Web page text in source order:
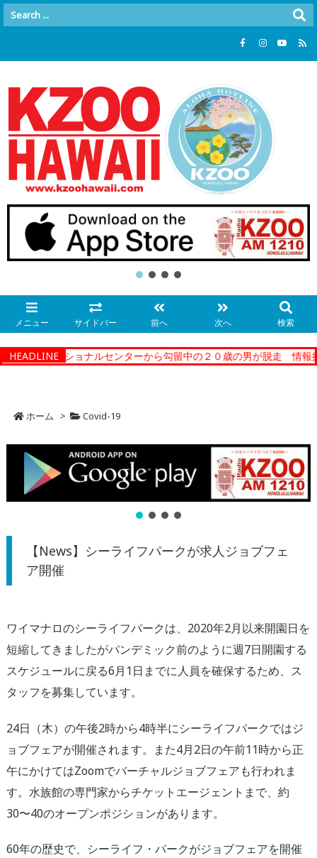
メニュー サイドバー 前へ 次へ 検索
HEADLINE
ーコレクショナルセンターから勾留中の２０歳の男が脱走 情報提
ホーム > Covid-19
【News】シーライフパークが求人ジョブフェ
ア開催
ワイマナロのシーライフパークは、2020年2月以来開園日を
短縮してきましたがパンデミック前のように週7日開園する
スケジュールに戻る6月1日までに人員を確保するため、ス
タッフを募集しています。
24日（木）の午後2時から4時半にシーライフパークではジ
ョブフェアが開催されます。また4月2日の午前11時から正
午にかけてはZoomでバーチャルジョブフェアも行われま
す。水族館の専門家からチケットエージェントまで、約
30〜40のオープンポジションがあります。
60年の歴史で、シーライフ・パークがジョブフェアを開催